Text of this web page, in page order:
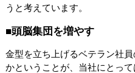
うと考えています。
■頭脳集団を増やす
金型を立ち上げるベテラン社
かということが、当社にとっ